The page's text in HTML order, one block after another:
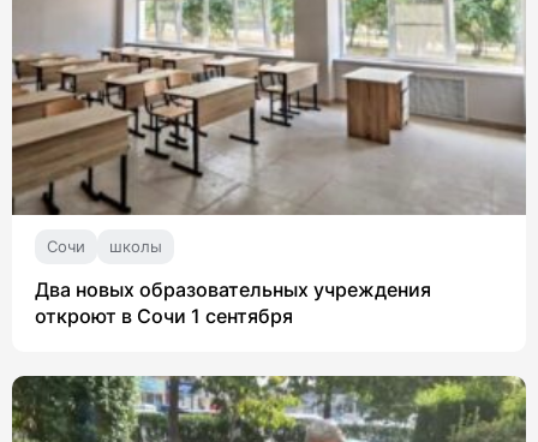
Сочи школы
Два новых образовательных учреждения
откроют в Сочи 1 сентября